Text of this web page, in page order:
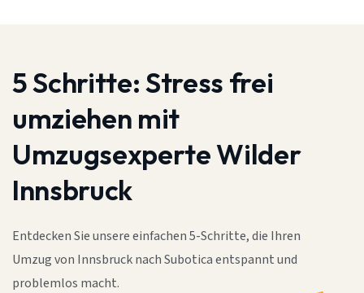
5 Schritte:Stress frei
umziehen mit
Umzugsexperte Wilder
Innsbruck
Entdecken Sie unsere einfachen 5-Schritte, die Ihren
Umzug von Innsbruck nach Subotica entspannt und
problemlos macht.